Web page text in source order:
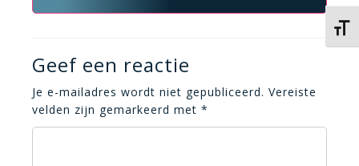
Geef een reactie
Je e-mailadres wordt niet gepubliceerd. Vereiste
velden zijn gemarkeerd met *